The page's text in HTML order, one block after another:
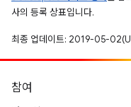
사의 등록 상표입니다.
최종 업데이트: 2019-05-
참여